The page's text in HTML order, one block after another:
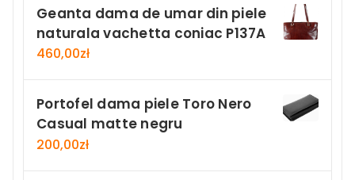
Geanta dama de umar din piele
naturala vachetta coniac P137A
460,00zł
Portofel dama piele Toro Nero
Casual matte negru
200,00zł